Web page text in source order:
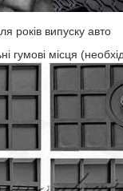
років випуску авто
гумові місця